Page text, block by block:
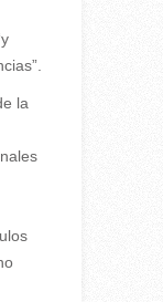
la